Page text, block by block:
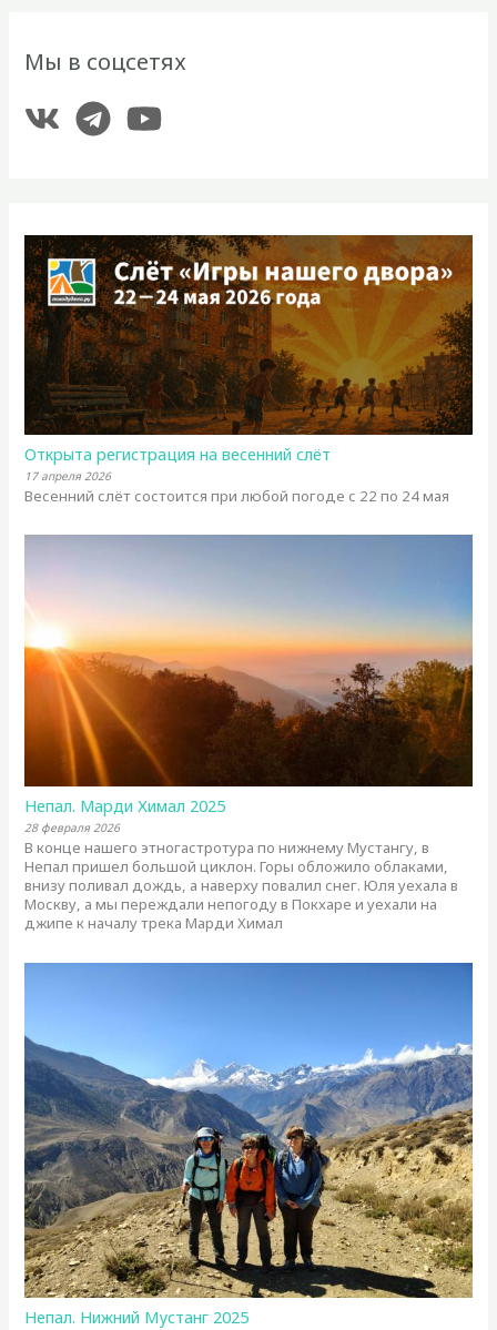
Мы в соцсетях
Открыта регистрация на весенний слёт
17 апреля 2026
Весенний слёт состоится при любой погоде с 22 по 24 мая
Непал. Марди Химал 2025
28 февраля 2026
В конце нашего этногастротура по нижнему Мустангу, в
Непал пришел большой циклон. Горы обложило облаками,
внизу поливал дождь, а наверху повалил снег. Юля уехала в
Москву, а мы переждали непогоду в Покхаре и уехали на
джипе к началу трека Марди Химал
Непал. Нижний Мустанг 2025